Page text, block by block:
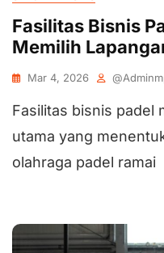
Fasilitas Bisnis
Memilih
Mar 4, 2026
Fasilitas bisnis padel
utama yang
olahraga padel ramai